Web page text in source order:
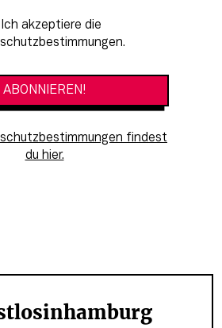
findest
du hier.